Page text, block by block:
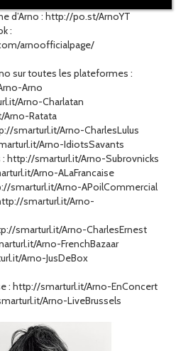
d’Arno : http://po.st/ArnoYT
:
arnoofficialpage/
sur toutes les plateformes :
Arno
Arno-Charlatan
Arno-Ratata
smarturl.it/Arno-CharlesLulus
Arno-IdiotsSavants
: http://smarturl.it/Arno-Subrovnicks
Arno-ALaFrancaise
smarturl.it/Arno-APoilCommercial
smarturl.it/Arno-
smarturl.it/Arno-CharlesErnest
Arno-FrenchBazaar
Arno-JusDeBox
: http://smarturl.it/Arno-EnConcert
Arno-LiveBrussels